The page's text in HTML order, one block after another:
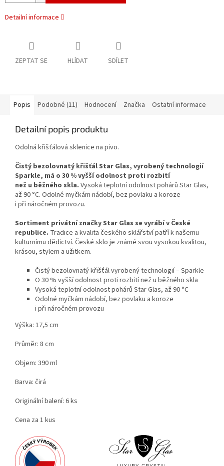
Detailní informace
ZEPTAT SE HLÍDAT SDÍLET
Popis Podobné (11) Hodnocení Značka Ostatní informace
Detailní popis produktu
Odolná křišťálová sklenice na pivo.
Čistý bezolovnatý křišťál Star Glas, vyrobený technologií
Sparkle, má o 30 % vyšší odolnost proti rozbití
než u běžného skla. Vysoká teplotní odolnost pohárů Star Glas,
až 90 °C. Odolné myčkám nádobí, bez povlaku a koroze
i při náročném provozu.
Sortiment privátní značky Star Glas se vyrábí v České
republice. Tradice a kvalita českého sklářství patří k našemu
kulturnímu dědictví. České sklo je známé svou vysokou kvalitou,
krásou, stylem a užitkem.
Čistý bezolovnatý křišťál vyrobený technologií – Sparkle
O 30 % vyšší odolnost proti rozbití než u běžného skla
Vysoká teplotní odolnost pohárů Star Glas, až 90 °C
Odolné myčkám nádobí, bez povlaku a koroze
i při náročném provozu
Výška: 17,5 cm
Průměr: 8 cm
Objem: 390 ml
Barva: čirá
Originální balení: 6 ks
Cena za 1 kus